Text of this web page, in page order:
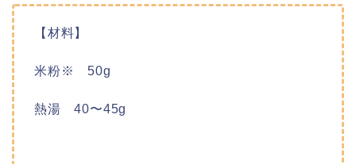
【材料】
米粉※ 50g
熱湯 40〜45g